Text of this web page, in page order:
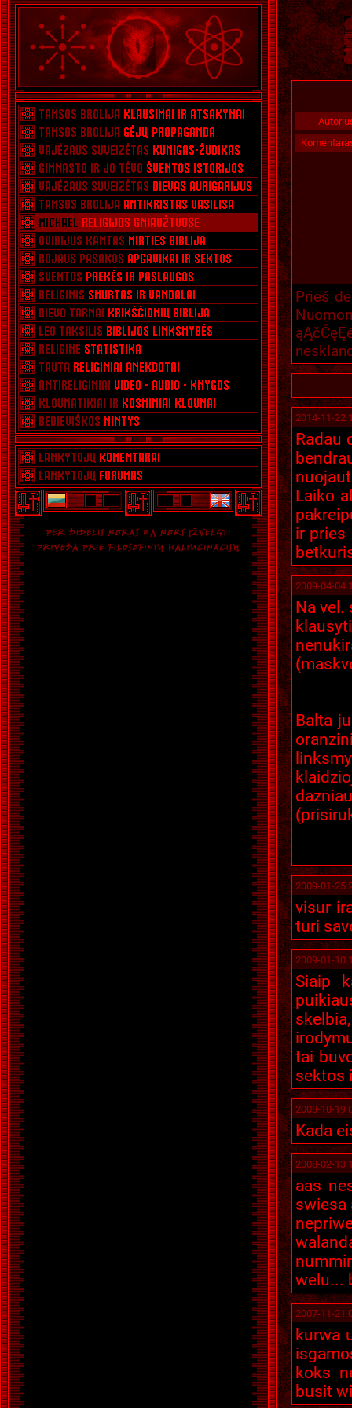
Prieš
2014-11-22
Radau
Laiko
ir pries
2009-04-04
Na vel.
Balta
2009-01-25
visur
turi
2009-01-10
Siaip
tai
sektos
2008-10-19
Kada
2008-02-13
aas
swiesa
welu...
2007-11-21
kurwa
koks
busit